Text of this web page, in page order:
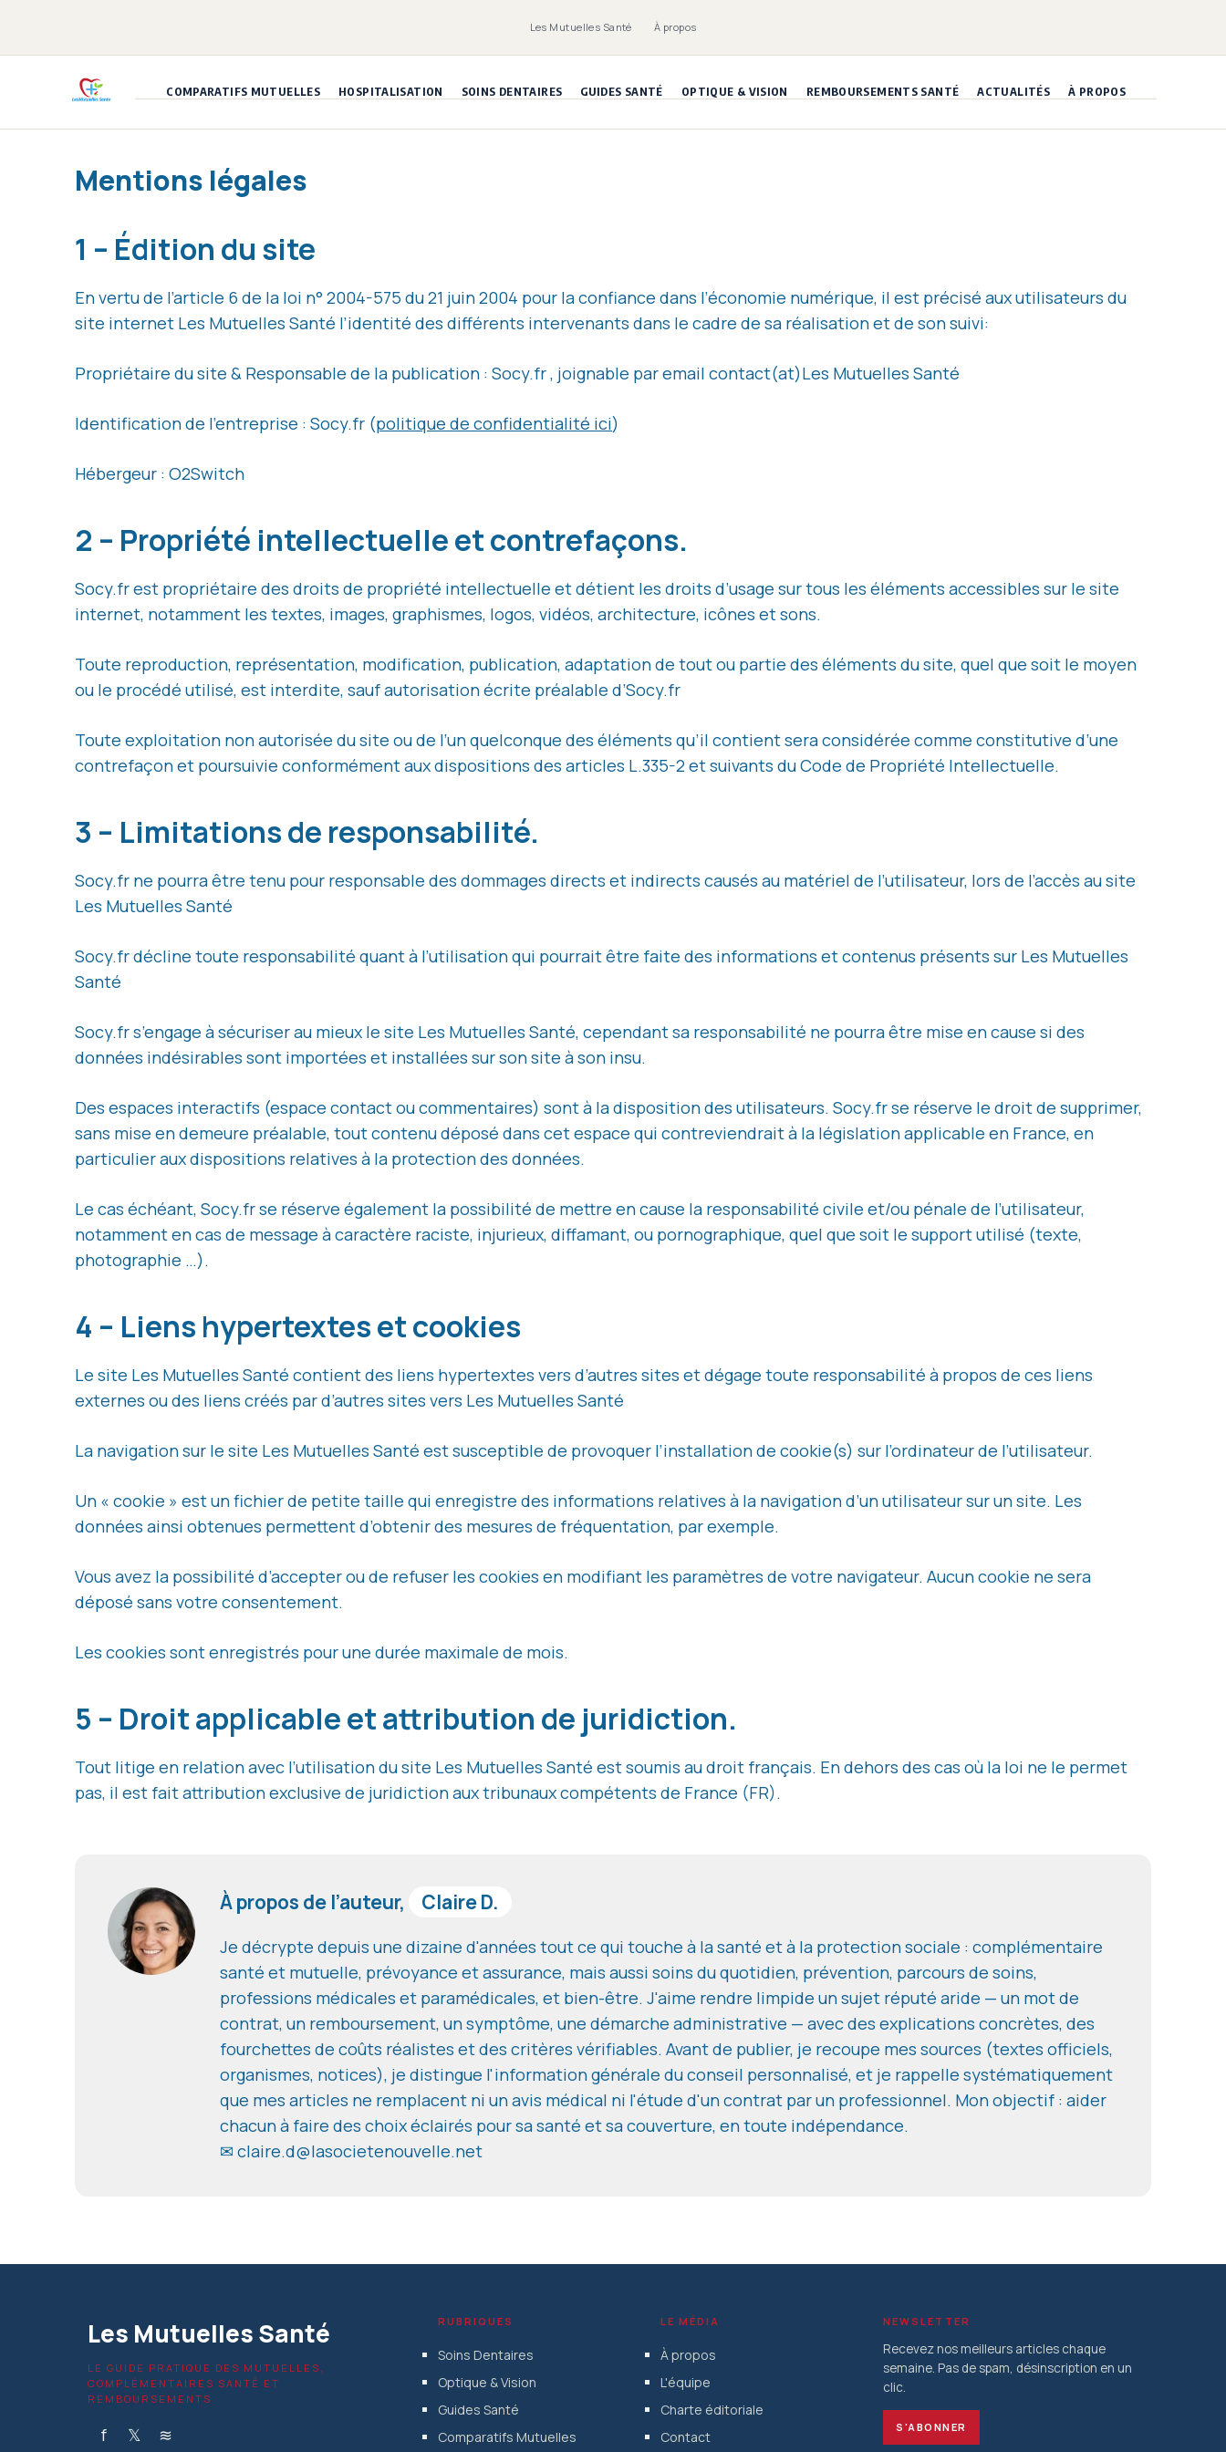
contenu
Les Mutuelles Santé À propos
COMPARATIFS MUTUELLES HOSPITALISATION SOINS DENTAIRES GUIDES SANTÉ OPTIQUE & VISION REMBOURSEMENTS SANTÉ ACTUALITÉS À PROPOS
Mentions légales
1 – Édition du site
En vertu de l’article 6 de la loi n° 2004-575 du 21 juin 2004 pour la confiance dans l’économie numérique, il est précisé aux utilisateurs du
site internet Les Mutuelles Santé l’identité des différents intervenants dans le cadre de sa réalisation et de son suivi:
Propriétaire du site & Responsable de la publication : Socy.fr , joignable par email contact(at)Les Mutuelles Santé
Identification de l’entreprise : Socy.fr (politique de confidentialité ici)
Hébergeur : O2Switch
2 – Propriété intellectuelle et contrefaçons.
Socy.fr est propriétaire des droits de propriété intellectuelle et détient les droits d’usage sur tous les éléments accessibles sur le site
internet, notamment les textes, images, graphismes, logos, vidéos, architecture, icônes et sons.
Toute reproduction, représentation, modification, publication, adaptation de tout ou partie des éléments du site, quel que soit le moyen
ou le procédé utilisé, est interdite, sauf autorisation écrite préalable d’Socy.fr
Toute exploitation non autorisée du site ou de l’un quelconque des éléments qu’il contient sera considérée comme constitutive d’une
contrefaçon et poursuivie conformément aux dispositions des articles L.335-2 et suivants du Code de Propriété Intellectuelle.
3 – Limitations de responsabilité.
Socy.fr ne pourra être tenu pour responsable des dommages directs et indirects causés au matériel de l’utilisateur, lors de l’accès au site
Les Mutuelles Santé
Socy.fr décline toute responsabilité quant à l’utilisation qui pourrait être faite des informations et contenus présents sur Les Mutuelles
Santé
Socy.fr s’engage à sécuriser au mieux le site Les Mutuelles Santé, cependant sa responsabilité ne pourra être mise en cause si des
données indésirables sont importées et installées sur son site à son insu.
Des espaces interactifs (espace contact ou commentaires) sont à la disposition des utilisateurs. Socy.fr se réserve le droit de supprimer,
sans mise en demeure préalable, tout contenu déposé dans cet espace qui contreviendrait à la législation applicable en France, en
particulier aux dispositions relatives à la protection des données.
Le cas échéant, Socy.fr se réserve également la possibilité de mettre en cause la responsabilité civile et/ou pénale de l’utilisateur,
notamment en cas de message à caractère raciste, injurieux, diffamant, ou pornographique, quel que soit le support utilisé (texte,
photographie …).
4 – Liens hypertextes et cookies
Le site Les Mutuelles Santé contient des liens hypertextes vers d’autres sites et dégage toute responsabilité à propos de ces liens
externes ou des liens créés par d’autres sites vers Les Mutuelles Santé
La navigation sur le site Les Mutuelles Santé est susceptible de provoquer l’installation de cookie(s) sur l’ordinateur de l’utilisateur.
Un « cookie » est un fichier de petite taille qui enregistre des informations relatives à la navigation d’un utilisateur sur un site. Les
données ainsi obtenues permettent d’obtenir des mesures de fréquentation, par exemple.
Vous avez la possibilité d’accepter ou de refuser les cookies en modifiant les paramètres de votre navigateur. Aucun cookie ne sera
déposé sans votre consentement.
Les cookies sont enregistrés pour une durée maximale de mois.
5 – Droit applicable et attribution de juridiction.
Tout litige en relation avec l’utilisation du site Les Mutuelles Santé est soumis au droit français. En dehors des cas où la loi ne le permet
pas, il est fait attribution exclusive de juridiction aux tribunaux compétents de France (FR).
À propos de l’auteur, Claire D.
Je décrypte depuis une dizaine d'années tout ce qui touche à la santé et à la protection sociale : complémentaire
santé et mutuelle, prévoyance et assurance, mais aussi soins du quotidien, prévention, parcours de soins,
professions médicales et paramédicales, et bien-être. J'aime rendre limpide un sujet réputé aride — un mot de
contrat, un remboursement, un symptôme, une démarche administrative — avec des explications concrètes, des
fourchettes de coûts réalistes et des critères vérifiables. Avant de publier, je recoupe mes sources (textes officiels,
organismes, notices), je distingue l'information générale du conseil personnalisé, et je rappelle systématiquement
que mes articles ne remplacent ni un avis médical ni l'étude d'un contrat par un professionnel. Mon objectif : aider
chacun à faire des choix éclairés pour sa santé et sa couverture, en toute indépendance.
✉ claire.d@lasocietenouvelle.net
Les Mutuelles Santé
LE GUIDE PRATIQUE DES MUTUELLES,
COMPLÉMENTAIRES SANTÉ ET
REMBOURSEMENTS
f 𝕏 ≋
RUBRIQUES
Soins Dentaires
Optique & Vision
Guides Santé
Comparatifs Mutuelles
LE MÉDIA
À propos
L'équipe
Charte éditoriale
Contact
NEWSLETTER
Recevez nos meilleurs articles chaque
semaine. Pas de spam, désinscription en un
clic.
S'ABONNER